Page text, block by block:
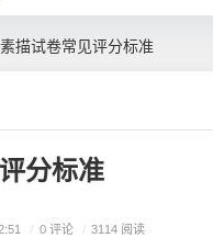
描试卷常见评分标准
分标准
/ 0 评论 / 3114 阅读